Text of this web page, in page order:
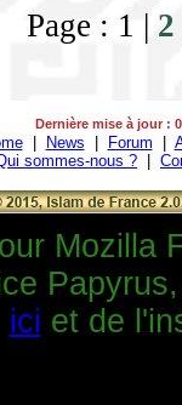
: 1 | 2
Dernière mise à jour :
| News | Forum |
sommes-nous ? |
Mozilla
ici et de